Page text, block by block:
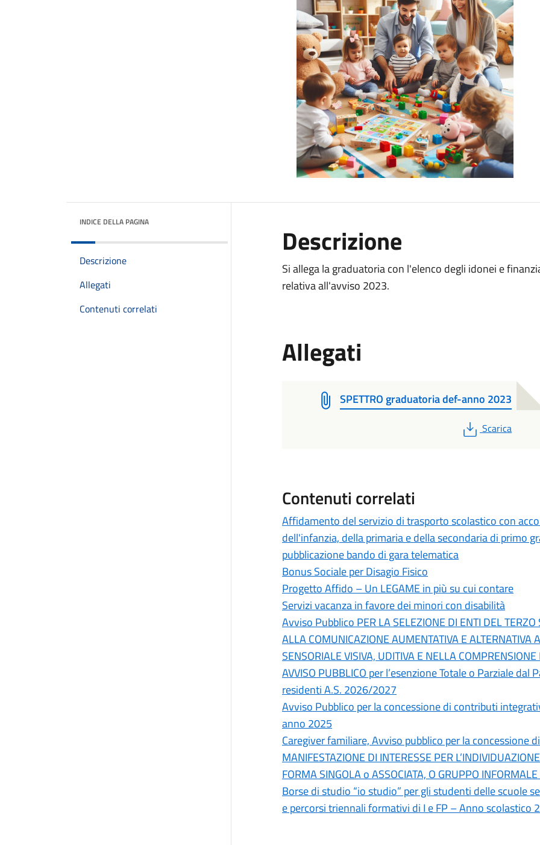
INDICE DELLA PAGINA
Descrizione
Allegati
Contenuti correlati
Descrizione
Si allega la graduatoria con l'elenco degli idonei e
relativa all'avviso 2023.
Allegati
SPETTRO graduatoria def-anno 2023
PDF
Scarica
Contenuti correlati
Affidamento del servizio di trasporto scolastico con
dell'infanzia, della primaria e della secondaria di primo
pubblicazione bando di gara telematica
Bonus Sociale per Disagio Fisico
Progetto Affido – Un LEGAME in più su cui contare
Servizi vacanza in favore dei minori con disabilità
Avviso Pubblico PER LA SELEZIONE DI ENTI DEL TERZO
ALLA COMUNICAZIONE AUMENTATIVA E ALTERNATIVA
SENSORIALE VISIVA, UDITIVA E NELLA
AVVISO PUBBLICO per l’esenzione Totale o Parziale
residenti A.S. 2026/2027
Avviso Pubblico per la concessione di contributi
anno 2025
Caregiver familiare, Avviso pubblico per la
MANIFESTAZIONE DI INTERESSE PER
FORMA SINGOLA o ASSOCIATA, O GRUPPO
Borse di studio “io studio” per gli studenti delle scuole
e percorsi triennali formativi di I e FP – Anno scolastico